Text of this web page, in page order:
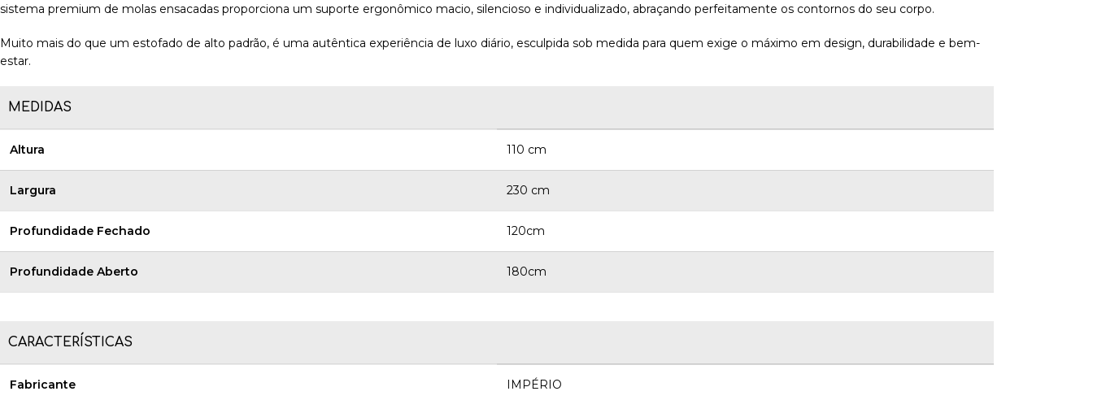
sistema premium de molas ensacadas proporciona um suporte ergonômico macio, silencioso e individualizado, abraçando perfeitamente os contornos do seu corpo.
Muito mais do que um estofado de alto padrão, é uma autêntica experiência de luxo diário, esculpida sob medida para quem exige o máximo em design, durabilidade e bem-
estar.
MEDIDAS
Altura 110 cm
Largura 230 cm
Profundidade Fechado 120cm
Profundidade Aberto 180cm
CARACTERÍSTICAS
Fabricante IMPÉRIO